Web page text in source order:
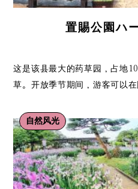
置賜公園ハ
这是该县最大的药草园，占地
草。开放季节期间，游客可以在
自然风光